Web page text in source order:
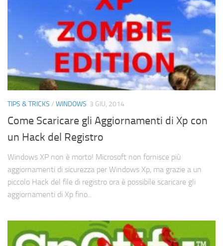
TIPS & TRICKS / WINDOWS 3 GIU, 2014
Come Scaricare gli Aggiornamenti di Xp con
un Hack del Registro
Windows XP non è morto! Microsoft non fornisce più
aggiornamenti di sicurezza per Windows Xp, ma grazie a un
piccolo Hack del file di registro ora è possibile scaricare gli
aggiornamenti di Xp fino...